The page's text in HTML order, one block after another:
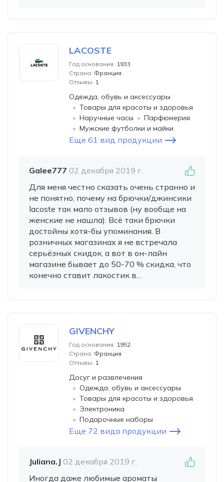
LACOSTE
Год основания: 1933
Страна: Франция
Отзывы: 1
Одежда, обувь и аксессуары
Товары для красоты и здоровья
Наручные часы
Парфюмерия
Мужские футболки и майки
Еще 61 вид продукции
Galee777 02 декабря 2019 г.
Для меня честно сказать очень странно и
не понятно, почему на брючки/джинсики
lacoste так мало отзывов (ну вообще на
женские не нашла). Всё таки брючки
достойны хотя-бы упоминания. В
розничных магазинах я не встречала
серьёзных скидок, а вот в он-лайн
магазине бывает до 50-70 % скидка, что
конечно ставит лакостик в...
GIVENCHY
Год основания: 1952
Страна: Франция
Отзывы: 1
Досуг и развлечения
Одежда, обувь и аксессуары
Товары для красоты и здоровья
Электроника
Подарочные наборы
Еще 72 вида продукции
Juliana.J 02 декабря 2019 г.
Иногда даже любимые ароматы